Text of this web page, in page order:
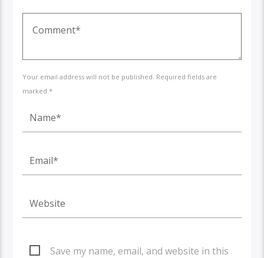
Your email address will not be published. Required fields are
marked *
Save my name, email, and website in this